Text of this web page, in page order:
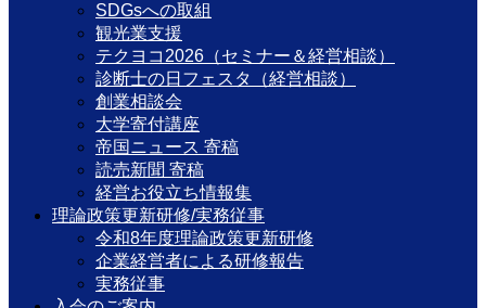
SDGsへの取組
観光業支援
テクヨコ2026（セミナー＆経営相談）
診断士の日フェスタ（経営相談）
創業相談会
大学寄付講座
帝国ニュース 寄稿
読売新聞 寄稿
経営お役立ち情報集
理論政策更新研修/実務従事
令和8年度理論政策更新研修
企業経営者による研修報告
実務従事